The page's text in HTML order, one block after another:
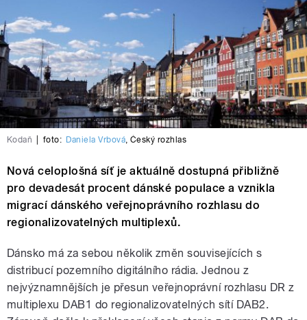
Kodaň foto: Daniela Vrbová, Český rozhlas
Nová celoplošná síť je aktuálně dostupná přibližně
pro devadesát procent dánské populace a vznikla
migrací dánského veřejnoprávního rozhlasu do
regionalizovatelných multiplexů.
Dánsko má za sebou několik změn souvisejících s
distribucí pozemního digitálního rádia. Jednou z
nejvýznamnějších je přesun veřejnoprávní rozhlasu DR z
multiplexu DAB1 do regionalizovatelných sítí DAB2.